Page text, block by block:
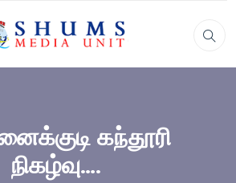
கந்தூரி
நிகழ்வு….